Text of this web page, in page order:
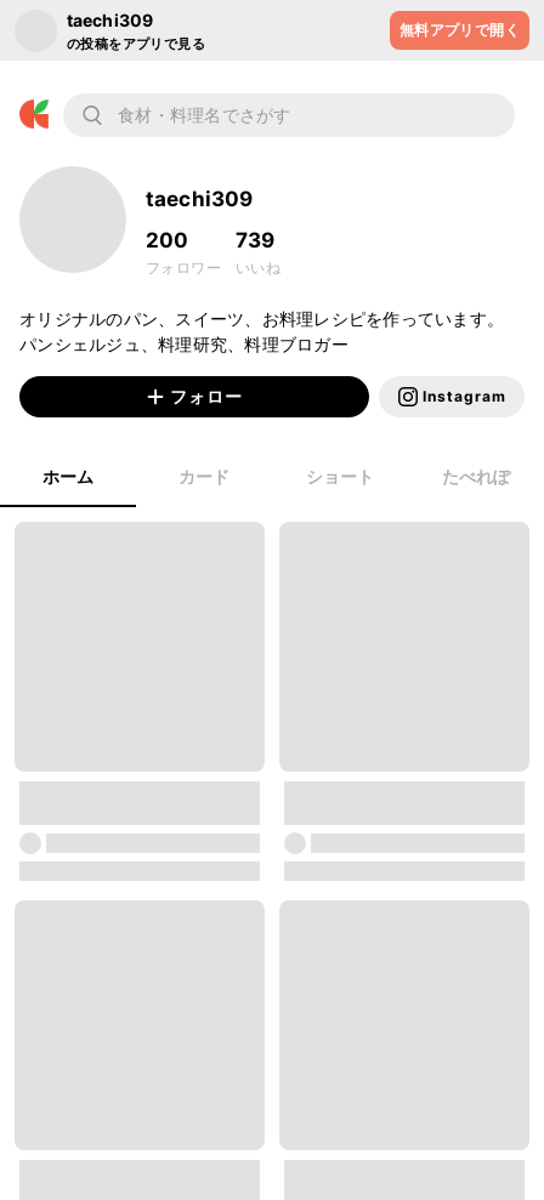
taechi309
の投稿をアプリで見る
無料アプリで開く
taechi309
200
フォロワー
739
いいね
オリジナルのパン、スイーツ、お料理レシピを作っています。
フォロー Instagram
ホーム カード ショート たべれぽ